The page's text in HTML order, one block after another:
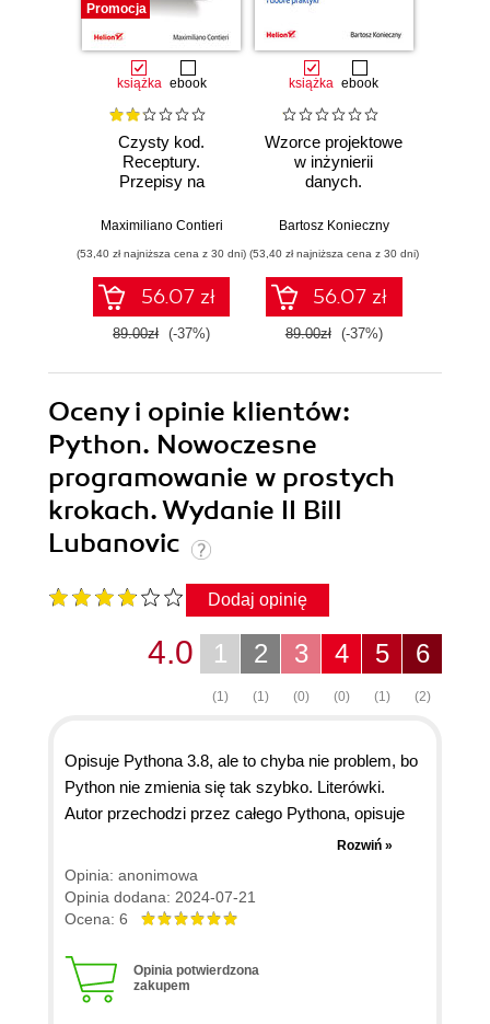
Promocja
książka ebook
Czysty kod.
Receptury.
Przepisy na
struktury i jakości
Maximiliano Contieri
(53,40 zł najniższa cena z 30 dni)
56.07 zł
89.00zł (-37%)
książka ebook
Wzorce projektowe
w inżynierii
danych.
rozwiązania i dobre
Bartosz Konieczny
(53,40 zł najniższa cena z 30 dni)
56.07 zł
89.00zł (-37%)
Oceny i opinie klientów:
Python. Nowoczesne
programowanie w prostych
krokach. Wydanie II Bill
Lubanovic
Dodaj opinię
6
(2)
5
(1)
4
(0)
3
(0)
2
(1)
1
(1)
4.0
Opisuje Pythona 3.8, ale to chyba nie problem, bo
Python nie zmienia się tak szybko. Literówki.
Autor przechodzi przez całego Pythona, opisuje
też biblioteki zewnętrzne. Większość skrótowo,
ale wystarczająco, żeby zainteresować tematem.
Podoba mi się, że tyle tematów poruszył. Jest też
wiele odnośników do dokumentacji, aby rozwinąć
Rozwiń »
Opinia: anonimowa
Opinia dodana: 2024-07-21
Ocena: 6
Opinia potwierdzona
zakupem